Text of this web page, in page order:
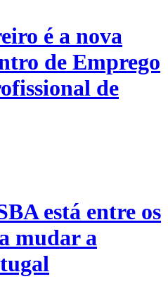
é a nova
de Emprego
de
está entre os
mudar a